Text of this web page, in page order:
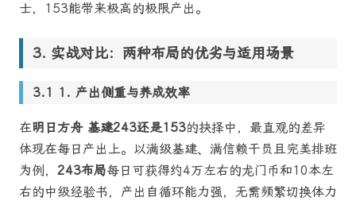
士，153能带来极高的极限产出。
实战对比：两种布局的优劣与适用场景
1. 产出侧重与养成效率
在明日方舟 基建243还是153的抉择中，最直观的差异
体现在每日产出上。以满级基建、满信赖干员且完美排班
为例， 243布局每日可获得约4万左右的龙门币和10本左
右的中级经验书，产出自循环能力强，无需频繁切换体力